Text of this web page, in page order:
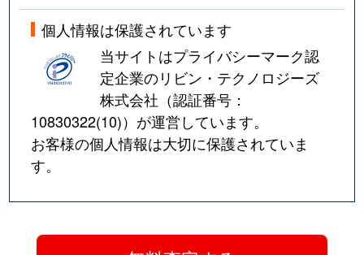
個人情報は保護されています
当サイトはプライバシーマーク認
定企業のリビン・テクノロジーズ
株式会社（認証番号：
10830322(10)）が運営しています。
お客様の個人情報は大切に保護されていま
す。